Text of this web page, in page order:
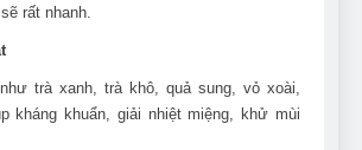
rất nhanh.
trà xanh, trà khô, quả sung, vỏ xoài,
kháng khuẩn, giải nhiệt miệng, khử mùi